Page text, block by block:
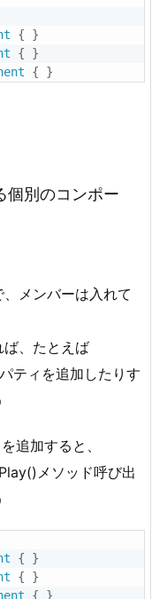
{
}
{
}
{ }
個別のコンポー
メンバーは入れて
ば、たとえば
ティを追加したりす
追加すると、
メソッド呼び出
{
}
{
}
{ }